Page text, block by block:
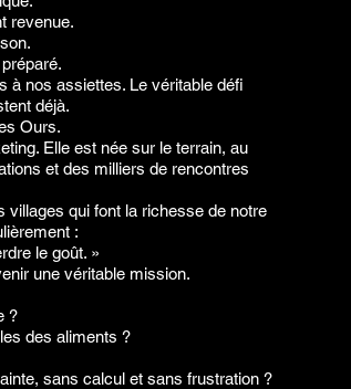
revenue.
à nos assiettes. Le véritable défi
déjà.
Ours.
Elle est née sur le terrain, au
et des milliers de rencontres
qui font la richesse de notre
:
le goût. »
une véritable mission.
?
des aliments ?
sans calcul et sans frustration ?